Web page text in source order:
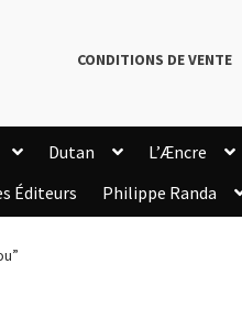
CONDITIONS DE VENTE
Dutan L’Æncre
Éditeurs Philippe Randa